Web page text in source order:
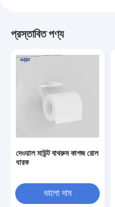
প্রস্তাবিত পণ্য
দেওয়াল মাউন্ট বাথরুম কাগজ রোল
ধারক
ভালো দাম